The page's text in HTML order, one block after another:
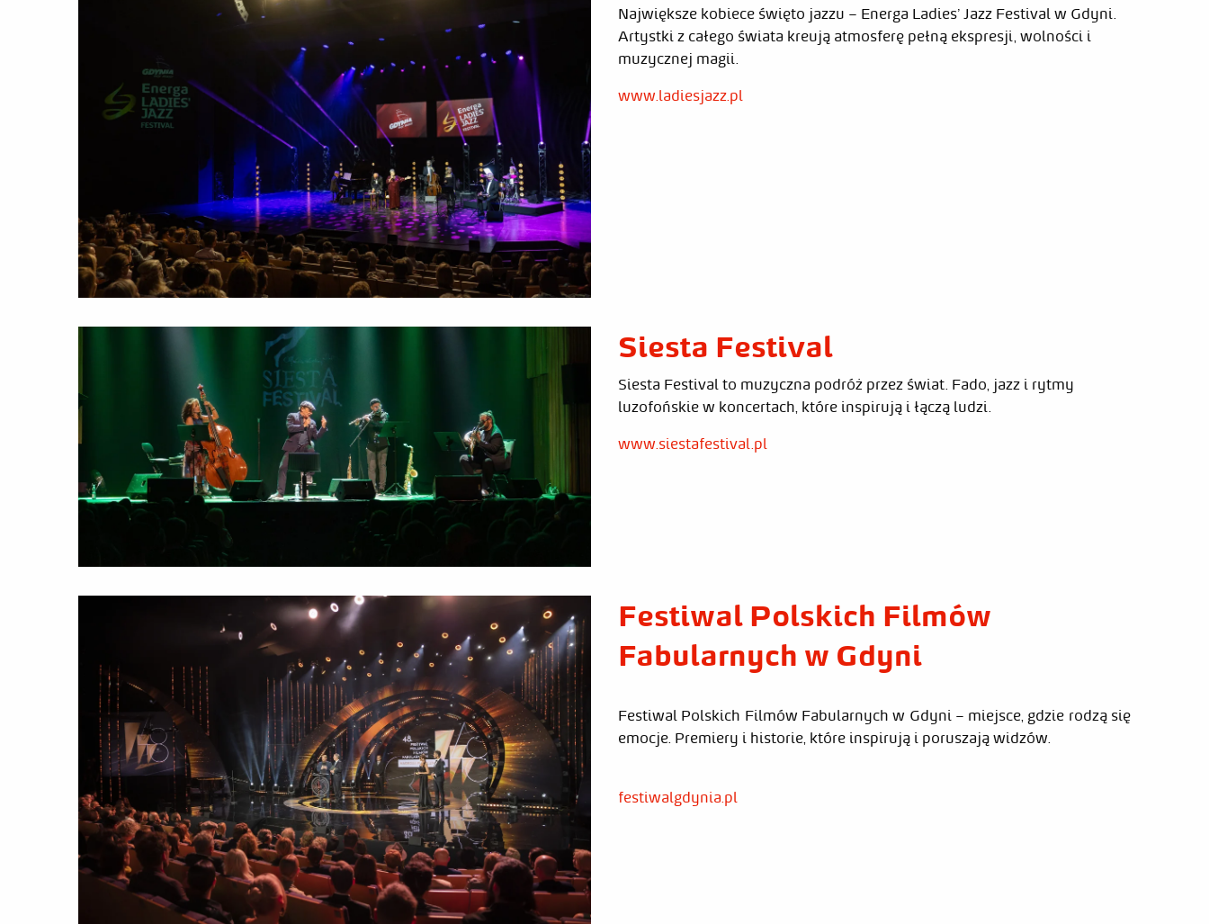
Największe kobiece święto jazzu – Energa Ladies’ Jazz Festival w Gdyni.
Artystki z całego świata kreują atmosferę pełną ekspresji, wolności i
muzycznej magii.
www.ladiesjazz.pl
Siesta Festival
Siesta Festival to muzyczna podróż przez świat. Fado, jazz i rytmy
luzofońskie w koncertach, które inspirują i łączą ludzi.
www.siestafestival.pl
Festiwal Polskich Filmów
Fabularnych w Gdyni
Festiwal Polskich Filmów Fabularnych w Gdyni – miejsce, gdzie rodzą się
emocje. Premiery i historie, które inspirują i poruszają widzów.
festiwalgdynia.pl